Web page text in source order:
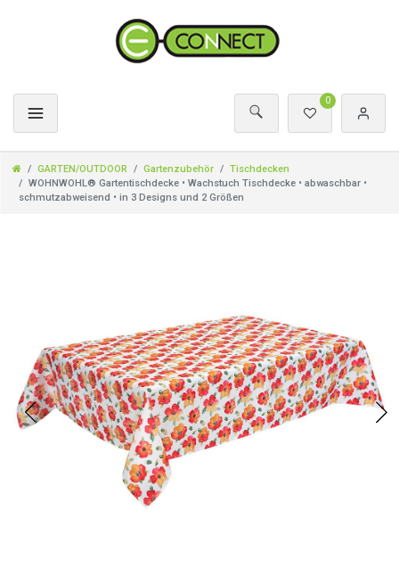
0
GARTEN/OUTDOOR Gartenzubehör
Tischdecken
WOHNWOHL® Gartentischdecke • Wachstuch Tischdecke • abwaschbar •
schmutzabweisend • in 3 Designs und 2 Größen